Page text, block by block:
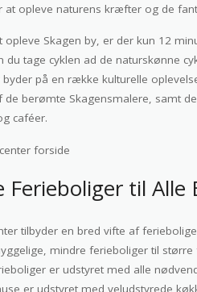
at opleve naturens kræfter og de
opleve Skagen by, er der kun 12
du tage cyklen ad de naturskønne
byder på en række kulturelle
berømte Skagensmalere, samt
caféer.
Ferieboliger til Alle
tilbyder en bred vifte af
mindre ferieboliger til
er udstyret med alle
er udstyret med veludstyrede